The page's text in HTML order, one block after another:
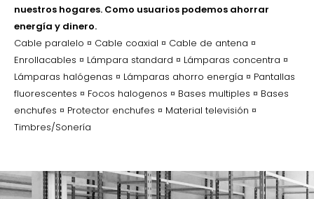
nuestros hogares. Como usuarios podemos ahorrar
energía y dinero.
Cable paralelo ¤ Cable coaxial ¤ Cable de antena ¤
Enrollacables ¤ Lámpara standard ¤ Lámparas concentra ¤
Lámparas halógenas ¤ Lámparas ahorro energía ¤ Pantallas
fluorescentes ¤ Focos halogenos ¤ Bases multiples ¤ Bases
enchufes ¤ Protector enchufes ¤ Material televisión ¤
Timbres/Sonería